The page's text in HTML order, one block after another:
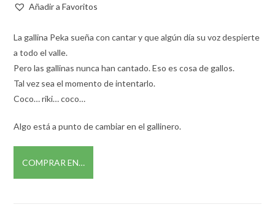
Añadir a Favoritos
La gallina Peka sueña con cantar y que algún día su voz despierte
a todo el valle.
Pero las gallinas nunca han cantado. Eso es cosa de gallos.
Tal vez sea el momento de intentarlo.
Coco… riki… coco…
Algo está a punto de cambiar en el gallinero.
COMPRAR EN…